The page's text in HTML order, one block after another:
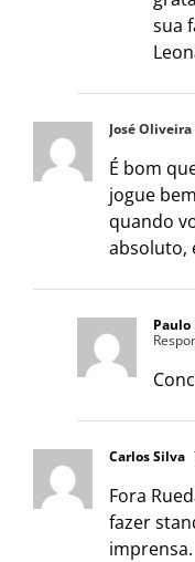
sua
José Oliveira
É bom
jogue
quando
absoluto,
Carlos Silva
Fora
fazer
imprensa.